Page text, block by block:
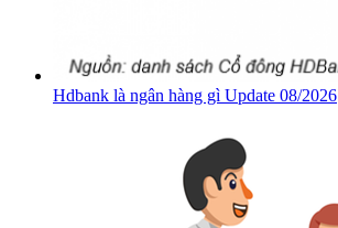
Hdbank là ngân hàng gì Update 08/2026